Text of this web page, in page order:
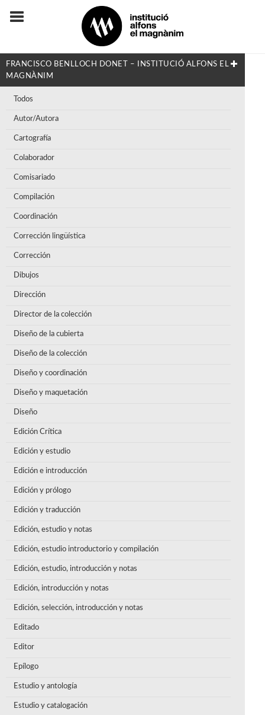
FRANCISCO BENLLOCH DONET – INSTITUCIÓ ALFONS EL
MAGNÀNIM
Todos
Autor/Autora
Cartografía
Colaborador
Comisariado
Compilación
Coordinación
Corrección lingüística
Corrección
Dibujos
Dirección
Director de la colección
Diseño de la cubierta
Diseño de la colección
Diseño y coordinación
Diseño y maquetación
Diseño
Edición Crítica
Edición y estudio
Edición e introducción
Edición y prólogo
Edición y traducción
Edición, estudio y notas
Edición, estudio introductorio y compilación
Edición, estudio, introducción y notas
Edición, introducción y notas
Edición, selección, introducción y notas
Editado
Editor
Epílogo
Estudio y antología
Estudio y catalogación